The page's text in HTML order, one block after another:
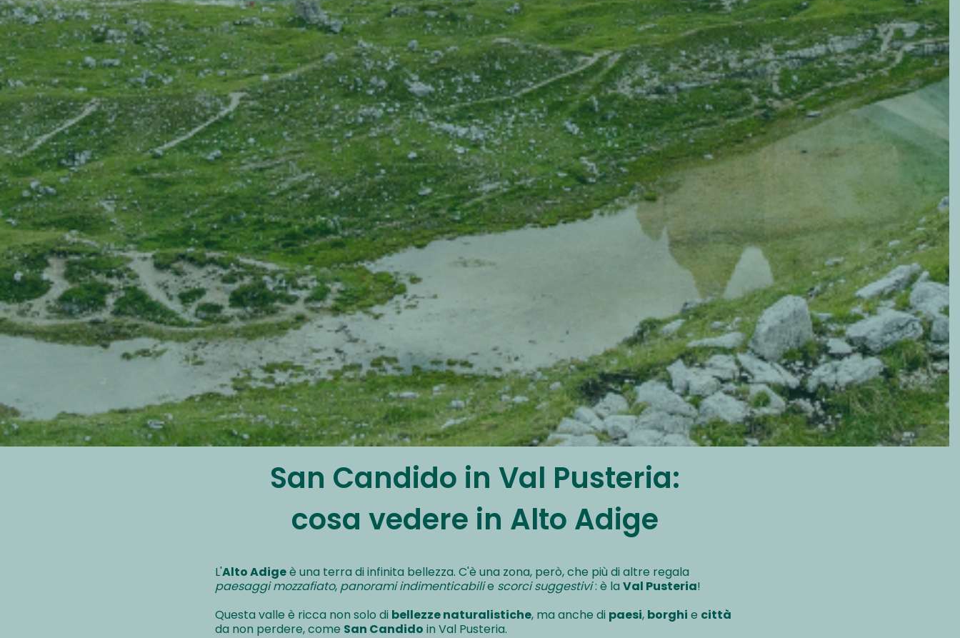
San Candido in Val Pusteria:
cosa vedere in Alto Adige
L'Alto Adigeè una terra di infinita bellezza. C'è una zona, però, che più di altre regala
paesaggi mozzafiato, panorami indimenticabilie scorci suggestivi: è la Val Pusteria!
Questa valle è ricca non solo di bellezze naturalistiche, ma anche di paesi, borghi e città
da non perdere, come San Candido in Val Pusteria.